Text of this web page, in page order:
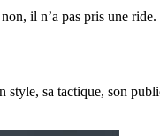
il n’a pas pris une
sa tactique, son